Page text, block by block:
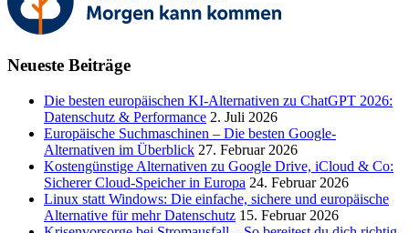
Neueste Beiträge
Die besten europäischen KI-Alternativen zu ChatGPT 2026:
Datenschutz & Performance 2. Juli 2026
Europäische Suchmaschinen – Die besten Google-
Alternativen im Überblick 27. Februar 2026
Kostengünstige Alternativen zu Google Drive, iCloud & Co:
Sicherer Cloud-Speicher in Europa 24. Februar 2026
Linux statt Windows: Die einfache, sichere und europäische
Alternative für mehr Datenschutz 15. Februar 2026